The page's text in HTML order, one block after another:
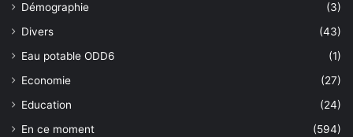
Démographie
(3)
Divers
(43)
Eau potable ODD6
(1)
Economie
(27)
Education
(24)
En ce moment
(594)